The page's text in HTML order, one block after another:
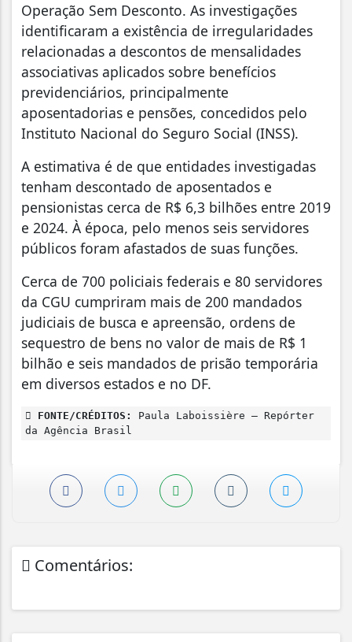
Operação Sem Desconto. As investigações
identificaram a existência de irregularidades
relacionadas a descontos de mensalidades
associativas aplicados sobre benefícios
previdenciários, principalmente
aposentadorias e pensões, concedidos pelo
Instituto Nacional do Seguro Social (INSS).
A estimativa é de que entidades investigadas
tenham descontado de aposentados e
pensionistas cerca de R$ 6,3 bilhões entre 2019
e 2024. À época, pelo menos seis servidores
públicos foram afastados de suas funções.
Cerca de 700 policiais federais e 80 servidores
da CGU cumpriram mais de 200 mandados
judiciais de busca e apreensão, ordens de
sequestro de bens no valor de mais de R$ 1
bilhão e seis mandados de prisão temporária
em diversos estados e no DF.
FONTE/CRÉDITOS:
Paula Laboissière – Repórter
da Agência Brasil
Comentários: